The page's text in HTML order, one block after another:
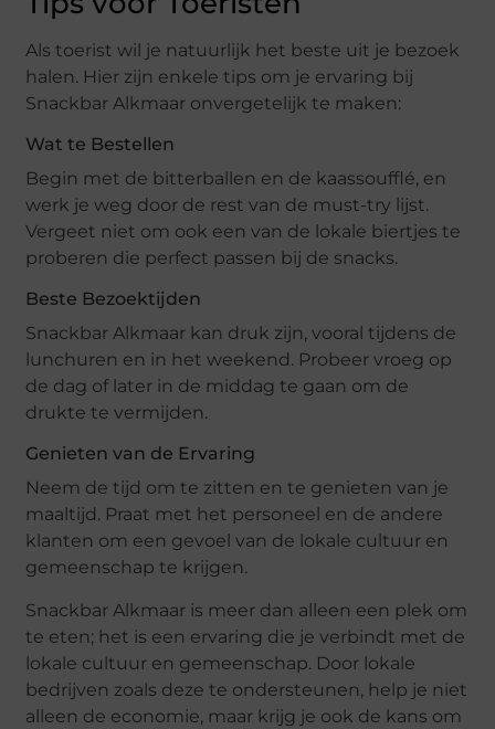
Als toerist wil je natuurlijk het beste uit je bezoek
halen. Hier zijn enkele tips om je ervaring bij
Snackbar Alkmaar onvergetelijk te maken:
Wat te Bestellen
Begin met de bitterballen en de kaassoufflé, en
werk je weg door de rest van de must-try lijst.
Vergeet niet om ook een van de lokale biertjes te
proberen die perfect passen bij de snacks.
Beste Bezoektijden
Snackbar Alkmaar kan druk zijn, vooral tijdens de
lunchuren en in het weekend. Probeer vroeg op
de dag of later in de middag te gaan om de
drukte te vermijden.
Genieten van de Ervaring
Neem de tijd om te zitten en te genieten van je
maaltijd. Praat met het personeel en de andere
klanten om een gevoel van de lokale cultuur en
gemeenschap te krijgen.
Snackbar Alkmaar is meer dan alleen een plek om
te eten; het is een ervaring die je verbindt met de
lokale cultuur en gemeenschap. Door lokale
bedrijven zoals deze te ondersteunen, help je niet
alleen de economie, maar krijg je ook de kans om